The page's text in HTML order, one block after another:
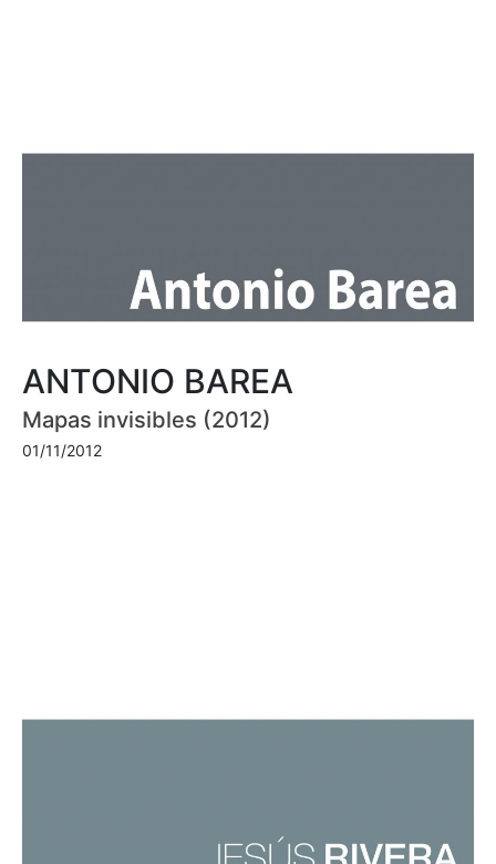
ANTONIO BAREA
Mapas invisibles (2012)
01/11/2012